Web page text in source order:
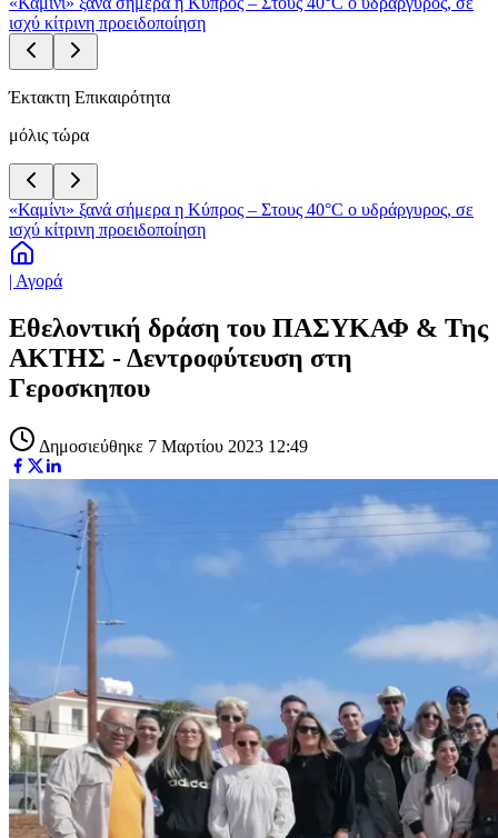
ισχύ κίτρινη προειδοποίηση
Έκτακτη Επικαιρότητα
μόλις τώρα
«Καμίνι» ξανά σήμερα η Κύπρος – Στους 40°C ο υδράργυρος, σε
ισχύ κίτρινη προειδοποίηση
| Αγορά
Εθελοντική δράση τoυ ΠΑΣΥΚΑΦ & Της
ΑΚΤΗΣ - Δεντροφύτευση στη
Γεροσκηπου
Δημοσιεύθηκε 7 Μαρτίου 2023 12:49